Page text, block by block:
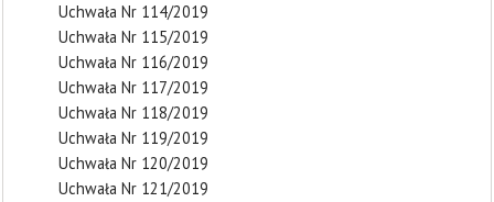
Uchwała Nr 114/2019
Uchwała Nr 115/2019
Uchwała Nr 116/2019
Uchwała Nr 117/2019
Uchwała Nr 118/2019
Uchwała Nr 119/2019
Uchwała Nr 120/2019
Uchwała Nr 121/2019